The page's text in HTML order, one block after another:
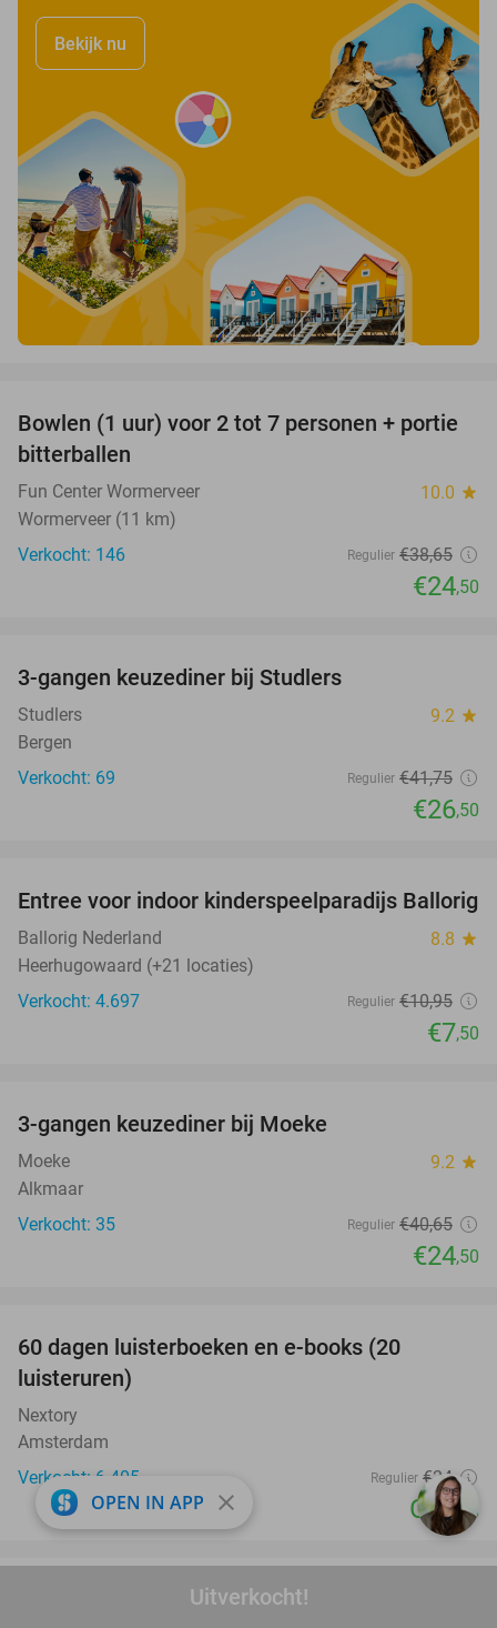
Uitverkocht!
Bekijk nu
37%
Bowlen (1 uur) voor 2 tot 7 personen + portie
bitterballen
Fun Center Wormerveer 10.0 star
Wormerveer (11 km)
Verkocht: 146
Regulier €38,65
€24,50
3-gangen keuzediner bij Studlers
Studlers 9.2 star
Bergen
Verkocht: 69
Regulier €41,75
€26,50
32%
Entree voor indoor kinderspeelparadijs Ballorig
Ballorig Nederland 8.8 star
Heerhugowaard (+21 locaties)
Verkocht: 4.697
Regulier €10,95
€7,50
3-gangen keuzediner bij Moeke
Moeke 9.2 star
Alkmaar
Verkocht: 35
Regulier €40,65
€24,50
60 dagen luisterboeken en e-books (20
luisteruren)
Nextory
Amsterdam
Verkocht: 6.405
Regulier €24
Gratis
favorite_border
Fluisterboot varen (2 uur) voor 2 t/m 5
OPEN IN APP close